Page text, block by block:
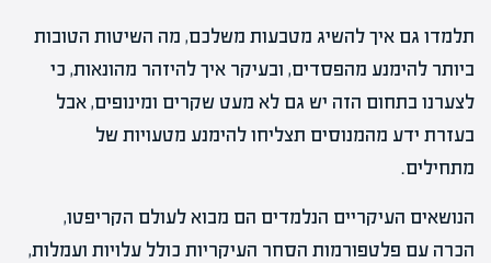
תלמדו גם איך להשיג מטבעות משלכם, מה השיטות הטובות
ביותר להימנע מהפסדים, ובעיקר איך להיזהר מהונאות, כי
לצערנו בתחום הזה יש גם לא מעט שקרים ומינופים, אבל
בעזרת ידע מהמנוסים תצליחו להימנע מטעויות של
מתחילים.
הנושאים העיקריים הנלמדים הם מבוא לעולם הקריפטו,
הכרה עם פלטפורמות הסחר העיקריות כולל עלויות ועמלות,